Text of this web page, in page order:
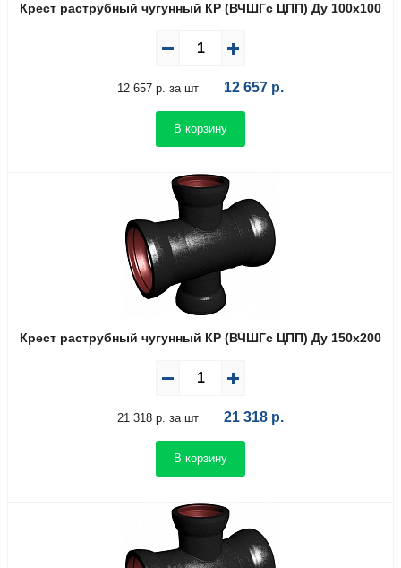
Крест раструбный чугунный КР (ВЧШГс ЦПП) Ду 100х100
12 657 р. за шт 12 657 р.
В корзину
Крест раструбный чугунный КР (ВЧШГс ЦПП) Ду 150х200
21 318 р. за шт 21 318 р.
В корзину